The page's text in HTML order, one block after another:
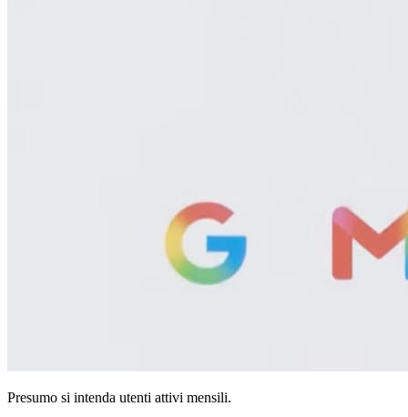
Presumo si intenda utenti attivi mensili.